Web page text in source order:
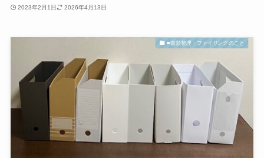
2023年2月1日 2026年4月13日
■書類整理・ファイリングのこと